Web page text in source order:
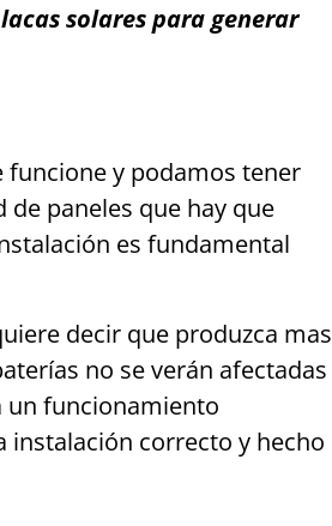
solares para generar
funcione y podamos tener
paneles que hay que
es fundamental
decir que produzca mas
no se verán afectadas
un funcionamiento
instalación correcto y hecho